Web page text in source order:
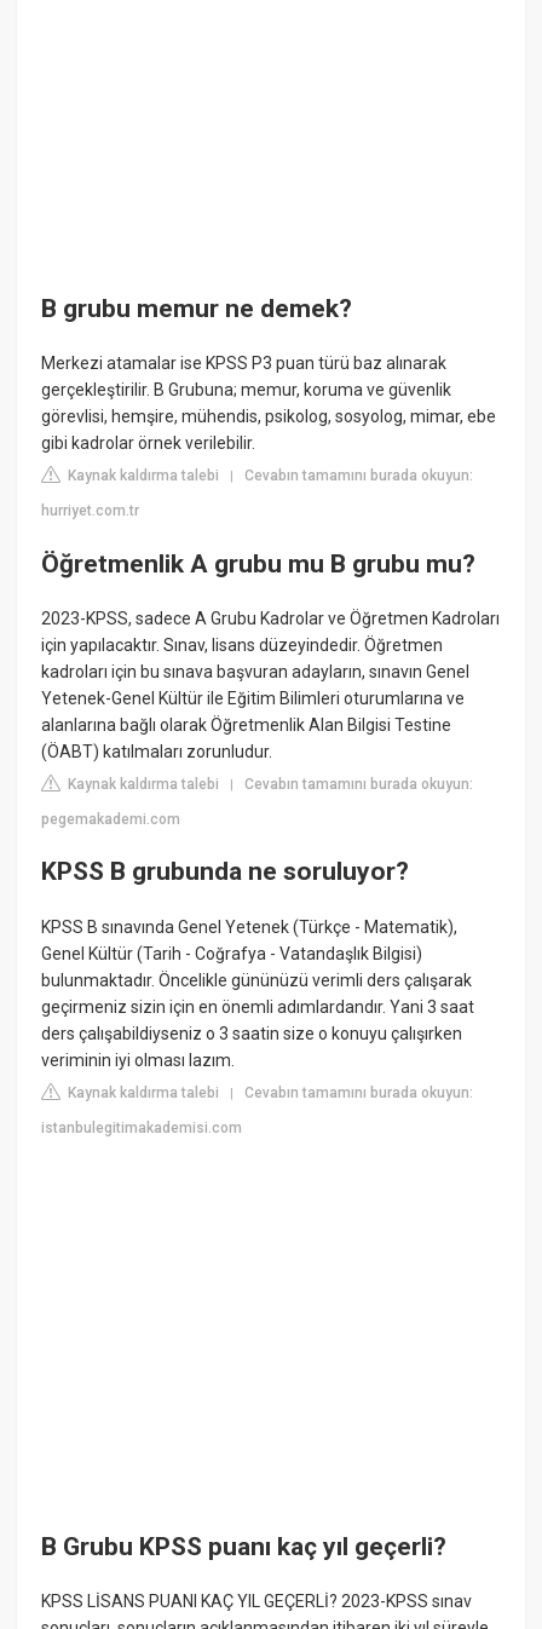
B grubu memur ne demek?
Merkezi atamalar ise KPSS P3 puan türü baz alınarak
gerçekleştirilir. B Grubuna; memur, koruma ve güvenlik
görevlisi, hemşire, mühendis, psikolog, sosyolog, mimar, ebe
gibi kadrolar örnek verilebilir.
Kaynak kaldırma talebi |Cevabın tamamını burada okuyun:
hurriyet.com.tr
Öğretmenlik A grubu mu B grubu mu?
2023-KPSS, sadece A Grubu Kadrolar ve Öğretmen Kadroları
için yapılacaktır. Sınav, lisans düzeyindedir. Öğretmen
kadroları için bu sınava başvuran adayların, sınavın Genel
Yetenek-Genel Kültür ile Eğitim Bilimleri oturumlarına ve
alanlarına bağlı olarak Öğretmenlik Alan Bilgisi Testine
(ÖABT) katılmaları zorunludur.
Kaynak kaldırma talebi |Cevabın tamamını burada okuyun:
pegemakademi.com
KPSS B grubunda ne soruluyor?
KPSS B sınavında Genel Yetenek (Türkçe - Matematik),
Genel Kültür (Tarih - Coğrafya - Vatandaşlık Bilgisi)
bulunmaktadır. Öncelikle gününüzü verimli ders çalışarak
geçirmeniz sizin için en önemli adımlardandır. Yani 3 saat
ders çalışabildiyseniz o 3 saatin size o konuyu çalışırken
veriminin iyi olması lazım.
Kaynak kaldırma talebi |Cevabın tamamını burada okuyun:
istanbulegitimakademisi.com
B Grubu KPSS puanı kaç yıl geçerli?
KPSS LİSANS PUANI KAÇ YIL GEÇERLİ? 2023-KPSS sınav